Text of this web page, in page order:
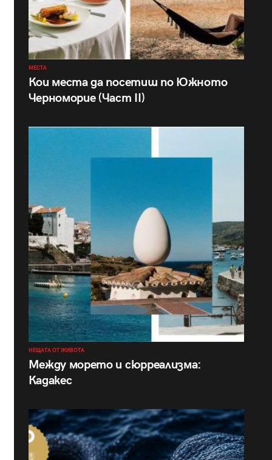
МЕСТА
Кои места да посетиш по Южното
Черноморие (Част II)
НЕЩАТА ОТ ЖИВОТА
Между морето и сюрреализма:
Кадакес